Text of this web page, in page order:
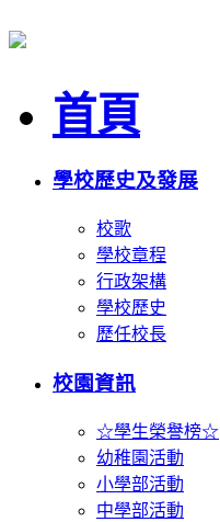
首頁
學校歷史及發展
校歌
學校章程
行政架構
學校歷史
歷任校長
校園資訊
☆學生榮譽榜☆
幼稚園活動
小學部活動
中學部活動